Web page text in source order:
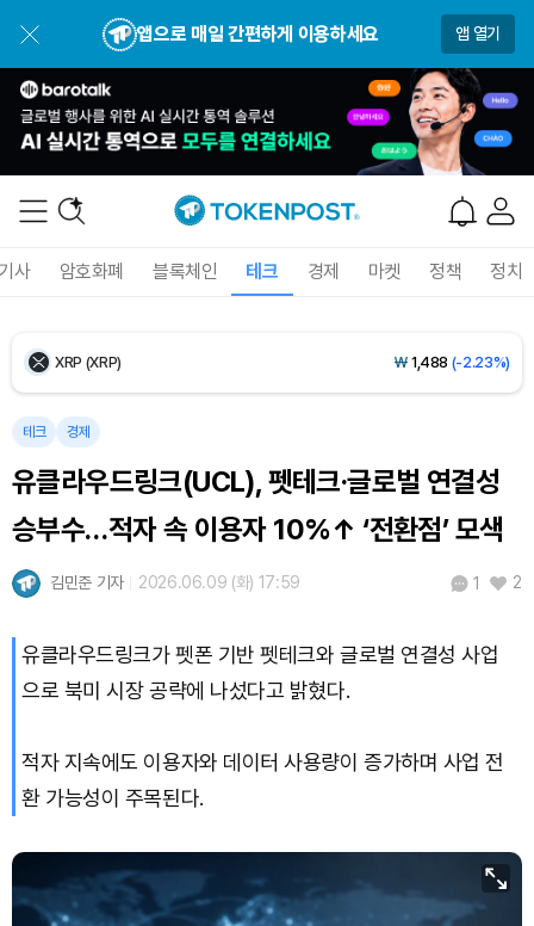
앱으로 매일 간편하게 이용하세요 앱 열기
사 암호화폐 블록체인 테크 경제 마켓 정책 정치
Bitcoin (BTC) ₩91,716,768(+0.36%)
Ethereum (ETH) ₩2,696,370(+1.50%)
XRP (XRP) ₩ 1,488 (-2.23%)
Solana (SOL)
TRON (TRX) ₩466.3 (+0.44%)
Hyperliquid (HYPE) ₩79,916 (+0.35%)
Bitcoin (BTC) ₩91,716,768(+0.36%)
테크 경제
유클라우드링크(UCL), 펫테크·글로벌 연결성
승부수…적자 속 이용자 10%↑ ‘전환점’ 모색
김민준 기자 2026.06.09 (화) 17:59 1 2
유클라우드링크가 펫폰 기반 펫테크와 글로벌 연결성 사업
으로 북미 시장 공략에 나섰다고 밝혔다.
적자 지속에도 이용자와 데이터 사용량이 증가하며 사업 전
환 가능성이 주목된다.